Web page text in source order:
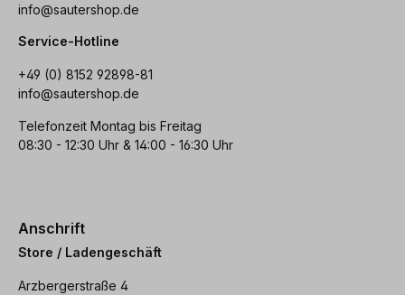
info@sautershop.de
Service-Hotline
+49 (0) 8152 92898-81
info@sautershop.de
Telefonzeit Montag bis Freitag
08:30 - 12:30 Uhr & 14:00 - 16:30 Uhr
Anschrift
Store / Ladengeschäft
Arzbergerstraße 4